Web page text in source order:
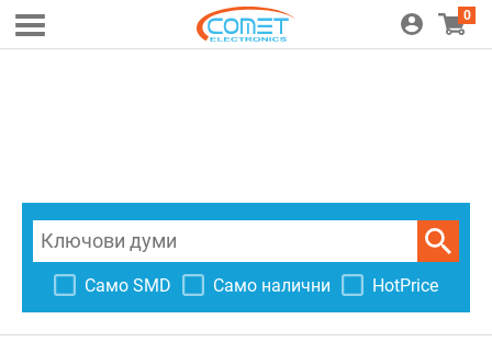
0
Само SMD Само налични HotPrice